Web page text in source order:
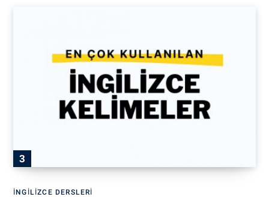
İNGILIZCE DERSLERI